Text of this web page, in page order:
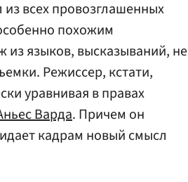
всех провозглашенных
похожим
языков, высказываний, не
Режиссер, кстати,
уравнивая в правах
Варда. Причем он
кадрам новый смысл